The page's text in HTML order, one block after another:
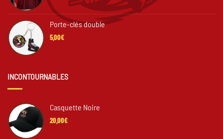
Porte-clés double
5,00€
INCONTOURNABLES
Casquette Noire
20,00€